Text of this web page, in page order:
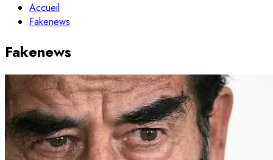
Accueil
Fakenews
Fakenews